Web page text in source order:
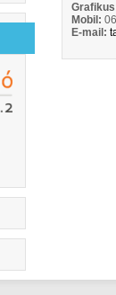
Mobil:
E-mail: